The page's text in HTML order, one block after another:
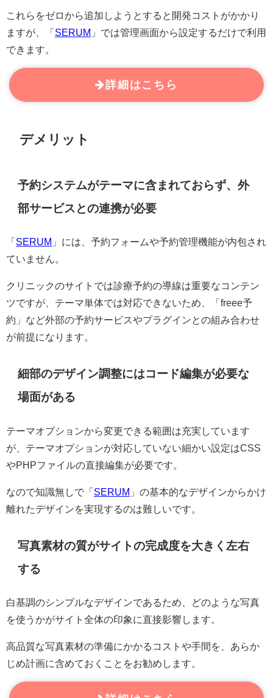
これらをゼロから追加しようとすると開発コストがかかり
ますが、「 SERUM 」では管理画面から設定するだけで利用
できます。
詳細はこちら
デメリット
予約システムがテーマに含まれておらず、外
部サービスとの連携が必要
「 SERUM 」には、予約フォームや予約管理機能が内包され
ていません。
クリニックのサイトでは診療予約の導線は重要なコンテン
ツですが、テーマ単体では対応できないため、「freee予
約」など外部の予約サービスやプラグインとの組み合わせ
が前提になります。
細部のデザイン調整にはコード編集が必要な
場面がある
テーマオプションから変更できる範囲は充実しています
が、テーマオプションが対応していない細かい設定はCSS
やPHPファイルの直接編集が必要です。
なので知識無しで「SERUM 」の基本的なデザインからかけ
離れたデザインを実現するのは難しいです。
写真素材の質がサイトの完成度を大きく左右
する
白基調のシンプルなデザインであるため、どのような写真
を使うかがサイト全体の印象に直接影響します。
高品質な写真素材の準備にかかるコストや手間を、あらか
じめ計画に含めておくことをお勧めします。